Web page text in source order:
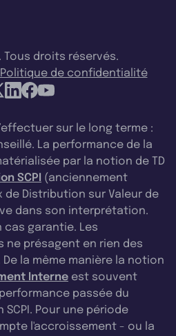
Tous droits réservés.
Politique de confidentialité
sur le long terme :
La performance de la
par la notion de TD
SCPI (anciennement
de Distribution sur Valeur de
dans son interprétation.
cas garantie. Les
ne présagent en rien des
la même manière la notion
Interne est souvent
passée du
Pour une période
l'accroissement - ou la